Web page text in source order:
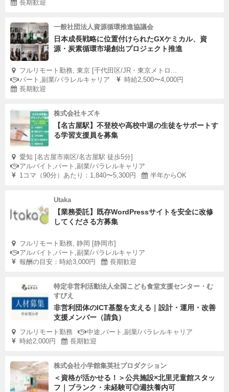
長期歓迎
一般社団法人資源循環推進協議会
日本成長戦略に位置付けられたGXケミカル、資
源・炭素循環市場創出プロジェクト推進
フルリモート勤務, 東京 [千代田区/JR・東京メトロ...
パート,副業/パラレルキャリア
時給2,500〜4,000円
長期歓迎
株式会社キズキ
【名古屋駅】不登校や高校中退の生徒をサポートす
る学習支援員を募集
愛知 [名古屋市南区/名古屋駅 徒歩5分]
アルバイト,パート,副業/パラレルキャリア
1コマ（90分）あたり：1,840〜5,300円
半年からOK
Utaka
【業務委託】既存WordPressサイトを安全に改修
してくださる方募集
フルリモート勤務, 静岡 [静岡市]
アルバイト,パート,副業/パラレルキャリア
報酬の目安：時給3,000円
長期歓迎
特定非営利活動法人全国こども食堂支援センター・む
すびえ
非営利団体のICT基盤を支える｜設計・運用・改善
支援メンバー（請負）
フルリモート勤務
中途,パート,副業/パラレルキャリア
時給2,000円
長期歓迎
株式会社小学館集英社プロダクション
＜資格が活かせる！＞公共施設×北里児童館スタッ
フ｜ブランク・未経験可◎週扶養内可